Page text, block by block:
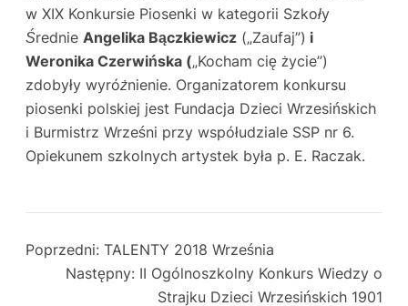
w XIX Konkursie Piosenki w kategorii Szkoły
Średnie Angelika Bączkiewicz („Zaufaj”) i
Weronika Czerwińska („Kocham cię życie”)
zdobyły wyróżnienie. Organizatorem konkursu
piosenki polskiej jest Fundacja Dzieci Wrzesińskich
i Burmistrz Wrześni przy współudziale SSP nr 6.
Opiekunem szkolnych artystek była p. E. Raczak.
Poprzedni: TALENTY 2018 Września
Następny: II Ogólnoszkolny Konkurs Wiedzy o
Strajku Dzieci Wrzesińskich 1901